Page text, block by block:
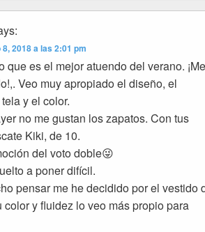
2018 a las 2:01 pm
que es el mejor atuendo del verano.
Veo muy apropiado el diseño, el
y el color.
no me gustan los zapatos. Con tus
Kiki, de 10.
del voto doble😜
a poner difícil.
pensar me he decidido por el vestido
color y fluidez lo veo más propio para